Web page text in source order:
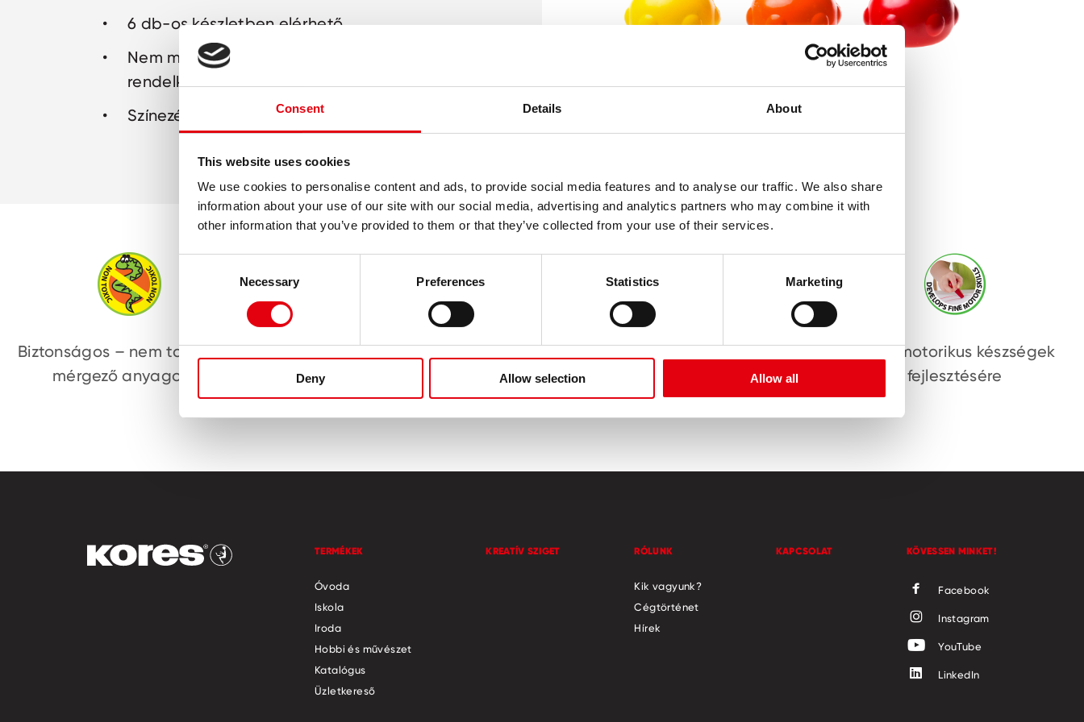
Consent Details About
This website uses cookies
We use cookies to personalise content and ads, to provide social media features and to analyse our traffic. We also share
information about your use of our site with our social media, advertising and analytics partners who may combine it with
other information that you’ve provided to them or that they’ve collected from your use of their services.
Necessary Preferences Statistics Marketing
Deny Allow selection Allow all
6 db-os készletben elérhető
Nem mérgező - EN71 tanúsítvánnyal
rendelkezik
Színezés és játék egy termékben
Biztonságos – nem tartalmaz
mérgező anyagokat
Ragyogó, élénk, intenzív
Általános iskolásoknak
Finommotorikus készségek
fejlesztésére
TERMÉKEK
Óvoda
Iskola
Iroda
Hobbi és művészet
Katalógus
Üzletkereső
KREATÍV SZIGET RÓLUNK
Kik vagyunk?
Cégtörténet
Hírek
KAPCSOLAT KÖVESSEN MINKET!
Facebook
Instagram
YouTube
LinkedIn